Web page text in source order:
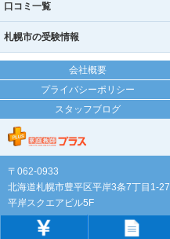
口コミ一覧
札幌市の受験情報
会社概要
プライバシーポリシー
スタッフブログ
〒062-0933
北海道札幌市豊平区平岸3条7丁目1-27
平岸スクエアビル5F
TEL:0120-971-513